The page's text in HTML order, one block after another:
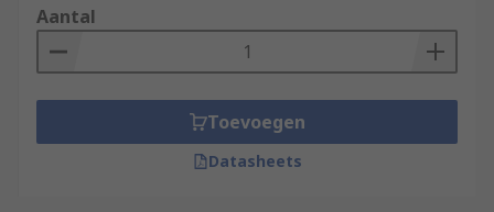
Aantal
Toevoegen
Datasheets